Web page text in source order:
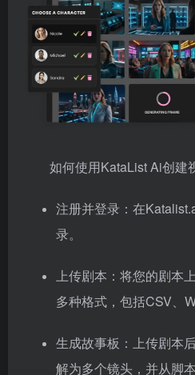
如何使用KataList Ai创建
注册并登录：在
录。
上传剧本：将您的剧本
多种格式，包括CSV、
生成故事板：上传剧本
解为多个镜头，并从脚